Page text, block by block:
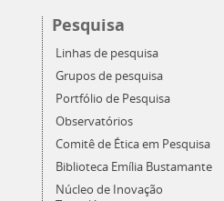
Pesquisa
Linhas de pesquisa
Grupos de pesquisa
Portfólio de Pesquisa
Observatórios
Comitê de Ética em Pesquisa
Biblioteca Emília Bustamante
Núcleo de Inovação